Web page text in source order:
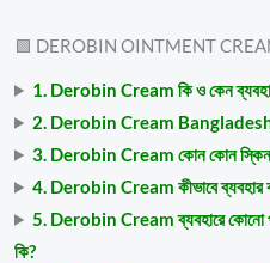
🟩 DEROBIN OINTMENT
1. Derobin Cream কি ও কেন
2. Derobin Cream Bangladesh এ
3. Derobin Cream কোন কোন স্কিন
4. Derobin Cream কীভাবে ব্যবহার
5. Derobin Cream ব্যবহারে কোনো
কি?